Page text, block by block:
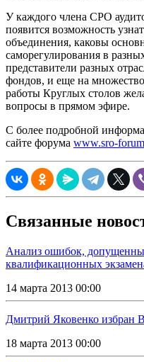
У каждого члена СРО
появится возможность
объединения, каковы
саморегулирования в
представители разных
фондов, и еще на
работы Круглых столов
вопросы в прямом эфире.
С более подробной
сайте форума www.sro-
Связанные
Анализ ошибок,
квалификационных
14 марта 2013 00:00
Дмитрий Яковенко избран
18 марта 2013 00:00